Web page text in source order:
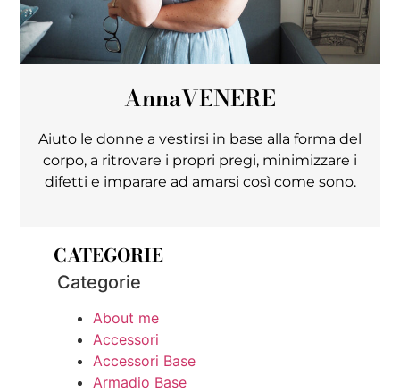
AnnaVENERE
Aiuto le donne a vestirsi in base alla forma del
corpo, a ritrovare i propri pregi, minimizzare i
difetti e imparare ad amarsi così come sono.
CATEGORIE
Categorie
About me
Accessori
Accessori Base
Armadio Base